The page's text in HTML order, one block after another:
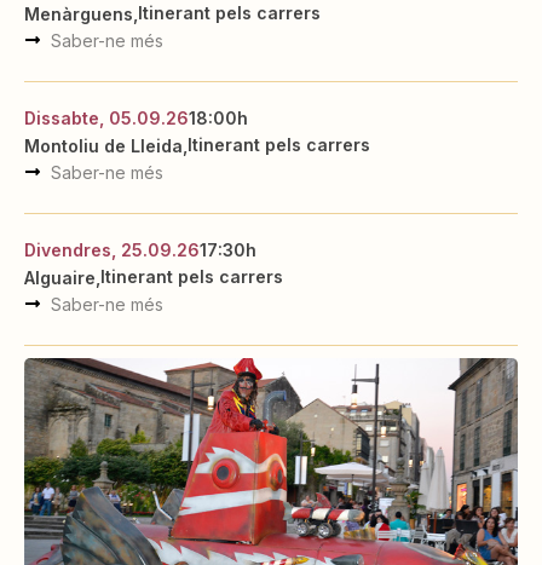
Menàrguens Itinerant pels carrers
Saber-ne més
Dissabte, 05.09.2618:00h
Montoliu de Lleida Itinerant pels carrers
Saber-ne més
Divendres, 25.09.2617:30h
Alguaire Itinerant pels carrers
Saber-ne més